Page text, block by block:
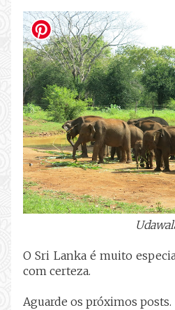
O Sri Lanka é muito
com certeza.
Aguarde os próximos posts.